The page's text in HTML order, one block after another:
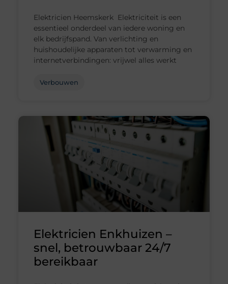
Elektricien Heemskerk Elektriciteit is een
essentieel onderdeel van iedere woning en
elk bedrijfspand. Van verlichting en
huishoudelijke apparaten tot verwarming en
internetverbindingen: vrijwel alles werkt
Verbouwen
Elektricien Enkhuizen –
snel, betrouwbaar 24/7
bereikbaar